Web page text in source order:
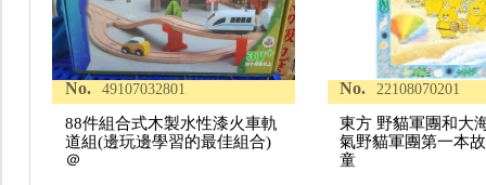
No. 49107032801
88件組合式木製水性漆火車軌
道組(邊玩邊學習的最佳組合)
＠
No. 22108070201
東方 野貓軍團和大
氣野貓軍團第一本
童